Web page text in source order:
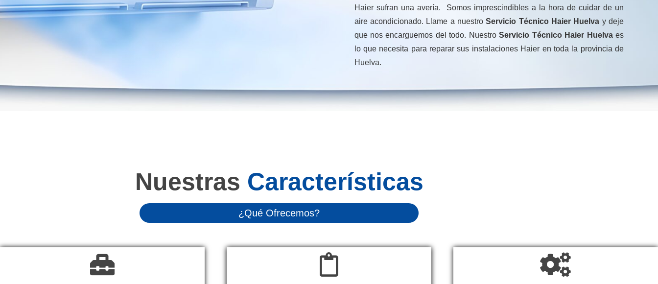
Haier sufran una avería. Somos imprescindibles a la hora de cuidar de un
aire acondicionado. Llame a nuestroServicio Técnico Haier Huelva y deje
que nos encarguemos del todo. NuestroServicio Técnico Haier Huelvaes
lo que necesita para reparar sus instalaciones Haier en toda la provincia de
Huelva.
Nuestras Características
¿Qué Ofrecemos?